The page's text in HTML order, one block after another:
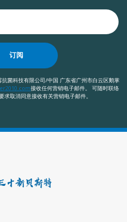
订阅
菌科技有限公司/中国 广东省广州市白云区鹅掌
接收任何营销电子邮件。 可随时联络
求取消同意接收有关营销电子邮件。